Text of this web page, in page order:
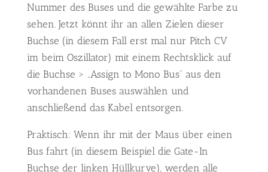
Nummer des Buses und die gewählte Farbe zu
sehen. Jetzt könnt ihr an allen Zielen dieser
Buchse (in diesem Fall erst mal nur Pitch CV
im beim Oszillator) mit einem Rechtsklick auf
die Buchse > „Assign to Mono Bus“ aus den
vorhandenen Buses auswählen und
anschließend das Kabel entsorgen.
Praktisch: Wenn ihr mit der Maus über einen
Bus fahrt (in diesem Beispiel die Gate-In
Buchse der linken Hüllkurve), werden alle